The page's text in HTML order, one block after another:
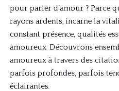
pour parler d’amour ? Parce
rayons ardents, incarne la
constant présence, qualités
amoureux. Découvrons
amoureux à travers des
parfois profondes, parfois
éclairantes.